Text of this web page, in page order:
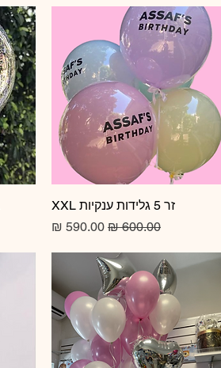
תצוגה מהירה
זר 5 גלידות ענקיות XXL
מחיר רגיל מחיר מבצע